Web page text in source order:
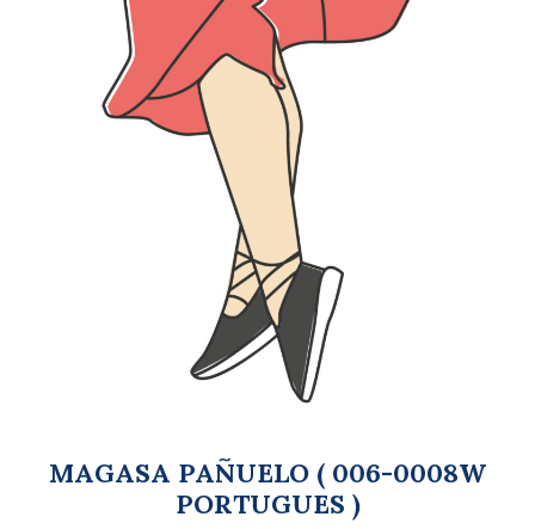
MAGASA PAÑUELO ( 006-0008W
PORTUGUES )